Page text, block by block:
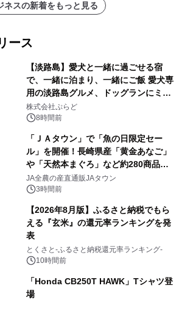
ネスの新着をもっと見る
ース
【淡路島】愛犬と一緒に過ごせる宿
で、一緒に泊まり、一緒にご飯 愛犬専
用の淡路島グルメ、ドッグランにミニ
プール グランピングとトレーラーハウ
スの2施設で
株式会社ぷらど
8時間前
「ＪＡタウン」で「魚の日限定セー
ル」を開催！長崎県産「黄金あなご」
や「天然本まぐろ」など約280商品を
販売！～毎月１０日の定例企画～
JA全農の産直通販JAタウン
3時間前
【2026年8月版】ふるさと納税でもら
える『玄米』の還元率ランキングを発
表
とくさと-ふるさと納税還元率ランキング-
10時間前
「Honda CB250T HAWK」Tシャツ登
場